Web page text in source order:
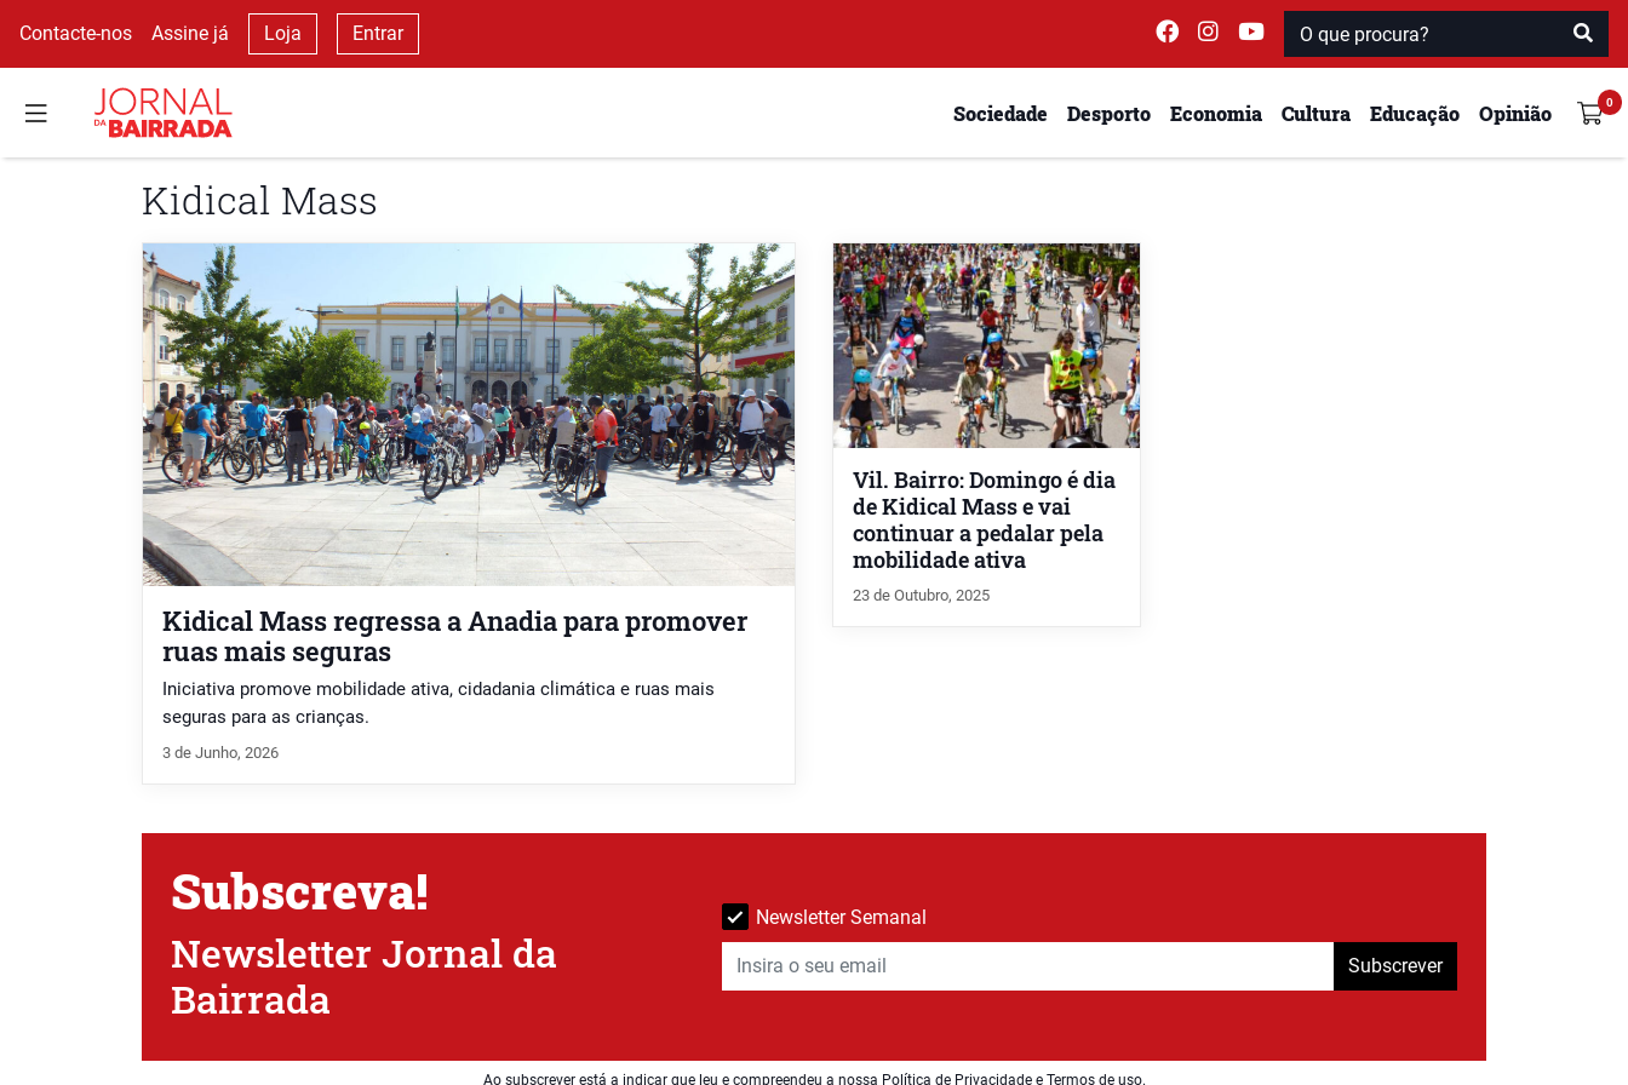
Contacte-nos Assine já Loja Entrar
Sociedade Desporto Economia Cultura Educação Opinião
Kidical Mass
Kidical Mass regressa a Anadia para promover
ruas mais seguras
Iniciativa promove mobilidade ativa, cidadania climática e ruas mais
seguras para as crianças.
3 de Junho, 2026
Vil. Bairro: Domingo é dia
de Kidical Mass e vai
continuar a pedalar pela
mobilidade ativa
23 de Outubro, 2025
Subscreva!
Newsletter Jornal da
Bairrada
Newsletter Semanal
Subscrever
Ao subscrever está a indicar que leu e compreendeu a nossa Política de Privacidade e Termos de uso.